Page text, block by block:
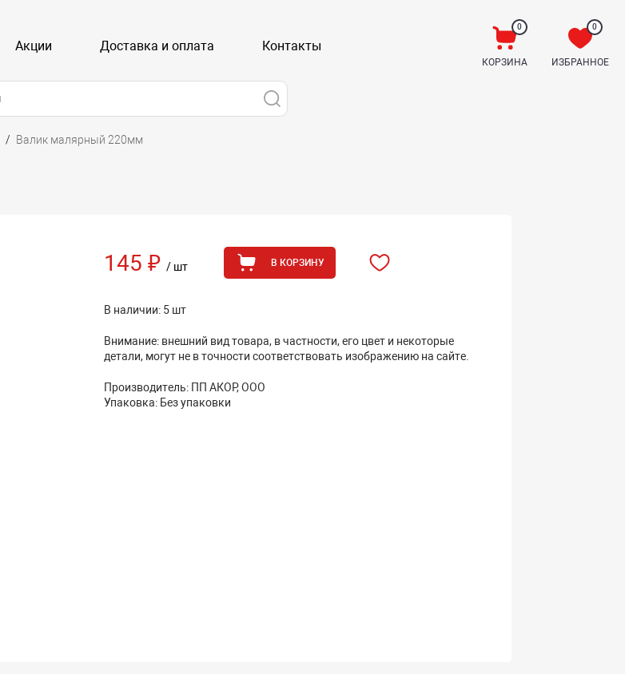
Акции Доставка и оплата Контакты
0
КОРЗИНА
0
ИЗБРАННОЕ
Валик малярный 220мм
145 ₽ / шт В КОРЗИНУ
В наличии: 5 шт
Внимание: внешний вид товара, в частности, его цвет и некоторые
детали, могут не в точности соответствовать изображению на сайте.
Производитель: ПП АКОР, ООО
Упаковка: Без упаковки